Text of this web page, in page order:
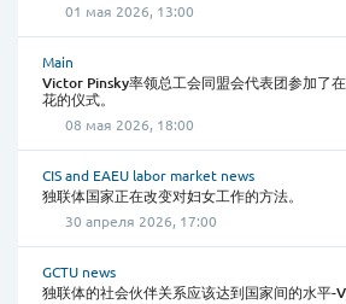
01 мая 2026, 13:00
Main
Victor Pinsky率领总工会同盟会代表团参加了
花的仪式。
08 мая 2026, 18:00
CIS and EAEU labor market news
独联体国家正在改变对妇女工作的方法。
30 апреля 2026, 17:00
GCTU news
独联体的社会伙伴关系应该达到国家间的水平-